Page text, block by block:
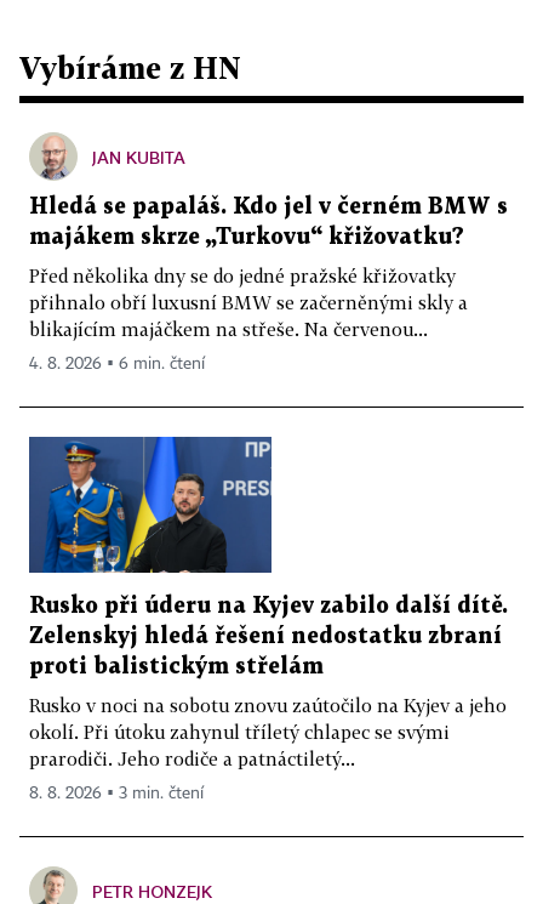
Vybíráme z HN
JAN KUBITA
Hledá se papaláš. Kdo jel v černém BMW s
majákem skrze „Turkovu“ křižovatku?
Před několika dny se do jedné pražské křižovatky
přihnalo obří luxusní BMW se začerněnými skly a
blikajícím majáčkem na střeše. Na červenou...
4. 8. 2026 ▪ 6 min. čtení
Rusko při úderu na Kyjev zabilo další dítě.
Zelenskyj hledá řešení nedostatku zbraní
proti balistickým střelám
Rusko v noci na sobotu znovu zaútočilo na Kyjev a jeho
okolí. Při útoku zahynul tříletý chlapec se svými
prarodiči. Jeho rodiče a patnáctiletý...
8. 8. 2026 ▪ 3 min. čtení
PETR HONZEJK